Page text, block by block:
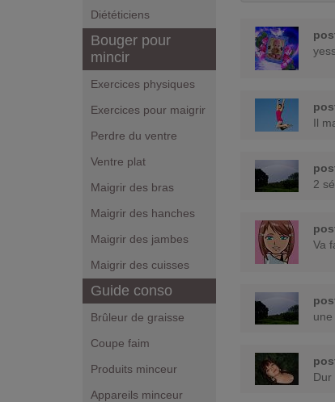
Diététiciens
Bouger pour
mincir
Exercices physiques
Exercices pour maigrir
Perdre du ventre
Ventre plat
Maigrir des bras
Maigrir des hanches
Maigrir des jambes
Maigrir des cuisses
Guide conso
Brûleur de graisse
Coupe faim
Produits minceur
Appareils minceur
Il
2
Va
Dur